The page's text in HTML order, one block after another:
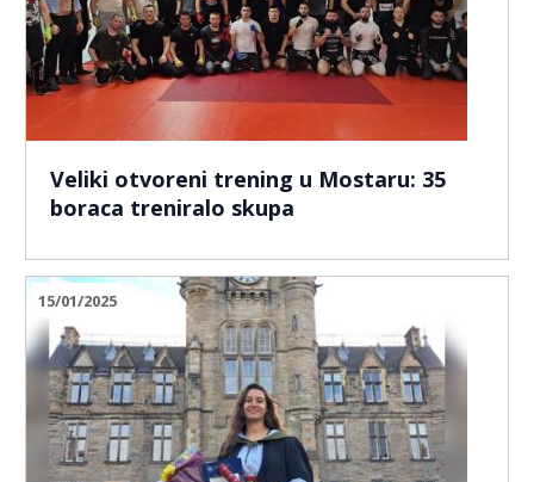
Veliki otvoreni trening u Mostaru: 35
boraca treniralo skupa
15/01/2025